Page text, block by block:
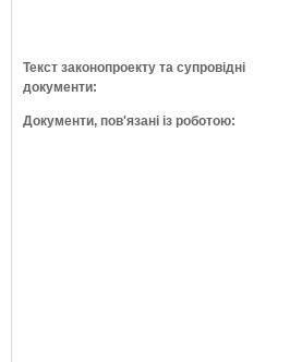
Текст законопроекту та супровідні
документи:
Документи, пов'язані із роботою: